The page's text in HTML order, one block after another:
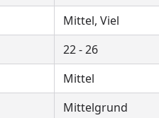
Mittel, Viel
22 - 26
Mittel
Mittelgrund